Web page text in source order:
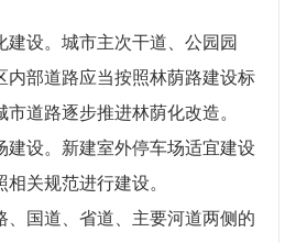
设。城市主次干道、公园园
内部道路应当按照林荫路建设标
道路逐步推进林荫化改造。
设。新建室外停车场适宜建设
关规范进行建设。
国道、省道、主要河道两侧的